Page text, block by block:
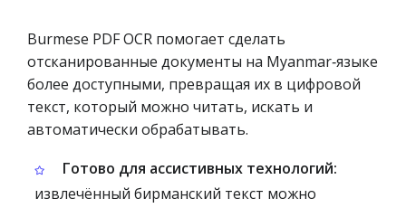
Burmese PDF OCR помогает сделать
отсканированные документы на Myanmar‑языке
более доступными, превращая их в цифровой
текст, который можно читать, искать и
автоматически обрабатывать.
Готово для ассистивных технологий:
извлечённый бирманский текст можно